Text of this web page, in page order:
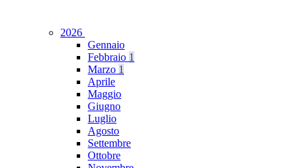
2026
Gennaio
Febbraio 1
Marzo 1
Aprile
Maggio
Giugno
Luglio
Agosto
Settembre
Ottobre